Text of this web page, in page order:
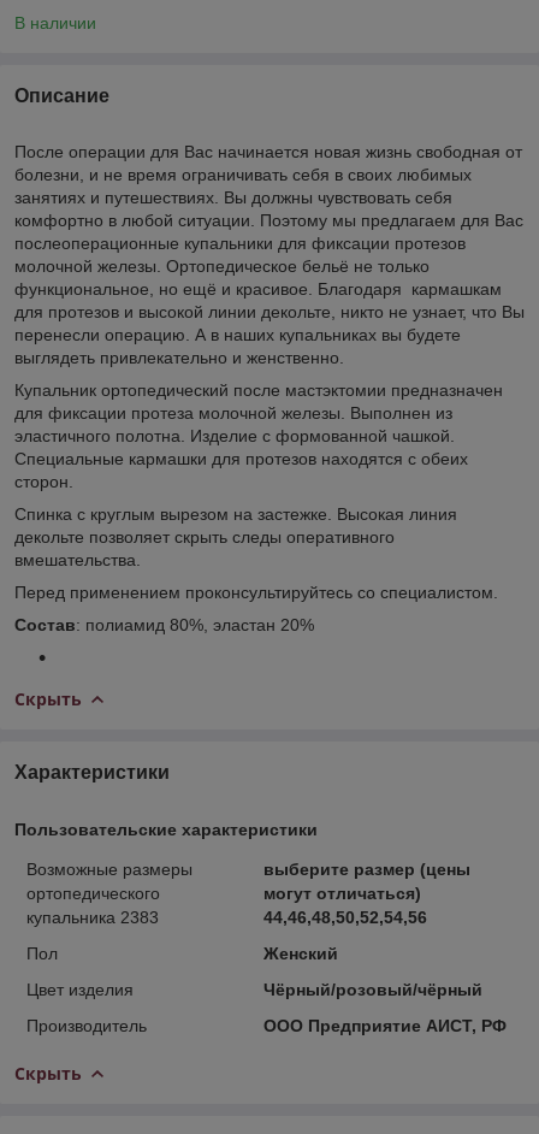
В наличии
Описание
После операции для Вас начинается новая жизнь свободная от
болезни, и не время ограничивать себя в своих любимых
занятиях и путешествиях. Вы должны чувствовать себя
комфортно в любой ситуации. Поэтому мы предлагаем для Вас
послеоперационные купальники для фиксации протезов
молочной железы. Ортопедическое бельё не только
функциональное, но ещё и красивое. Благодаря кармашкам
для протезов и высокой линии декольте, никто не узнает, что Вы
перенесли операцию. А в наших купальниках вы будете
выглядеть привлекательно и женственно.
Купальник ортопедический после мастэктомии предназначен
для фиксации протеза молочной железы. Выполнен из
эластичного полотна. Изделие с формованной чашкой.
Специальные кармашки для протезов находятся с обеих
сторон.
Спинка с круглым вырезом на застежке. Высокая линия
декольте позволяет скрыть следы оперативного
вмешательства.
Перед применением проконсультируйтесь со специалистом.
Состав: полиамид 80%, эластан 20%
Скрыть
Характеристики
Пользовательские характеристики
Возможные размеры
ортопедического
купальника 2383
выберите размер (цены
могут отличаться)
44,46,48,50,52,54,56
Пол
Женский
Цвет изделия
Чёрный/розовый/чёрный
Производитель
ООО Предприятие АИСТ, РФ
Скрыть